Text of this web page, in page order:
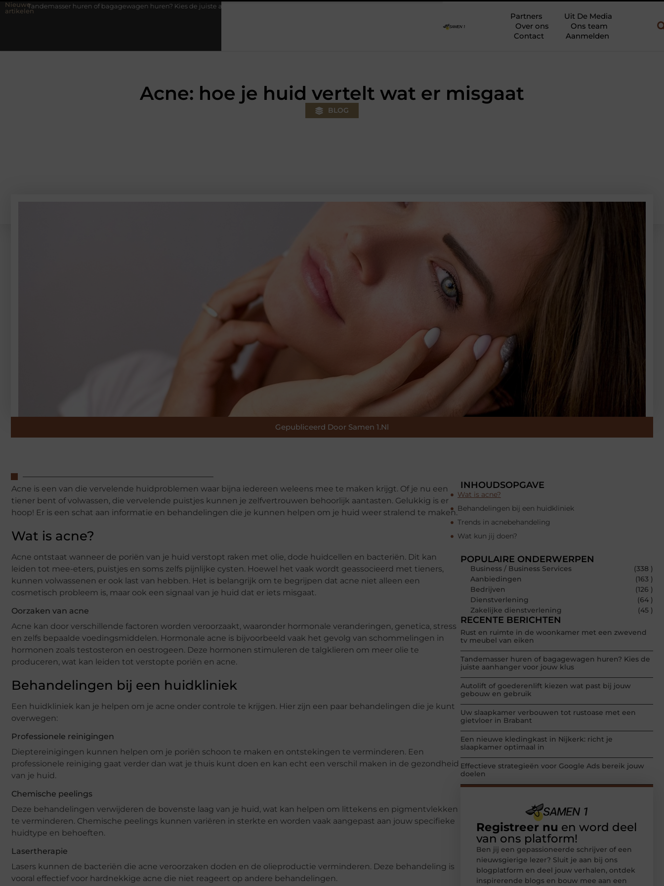
Nieuwe
artikelen
huren of bagagewagen huren? Kies de juiste aanhanger voor jouw klus
Partners
Uit De Media
Over ons
Ons team
Contact
Aanmelden
Acne: hoe je huid vertelt wat er misgaat
BLOG
Gepubliceerd Door Samen 1.nl
Acne is een van die vervelende huidproblemen waar bijna iedereen weleens mee te maken krijgt. Of je nu een
tiener bent of volwassen, die vervelende puistjes kunnen je zelfvertrouwen behoorlijk aantasten. Gelukkig is er
hoop! Er is een schat aan informatie en behandelingen die je kunnen helpen om je huid weer stralend te maken.
Wat is acne?
Acne ontstaat wanneer de poriën van je huid verstopt raken met olie, dode huidcellen en bacteriën. Dit kan
leiden tot mee-eters, puistjes en soms zelfs pijnlijke cysten. Hoewel het vaak wordt geassocieerd met tieners,
kunnen volwassenen er ook last van hebben. Het is belangrijk om te begrijpen dat acne niet alleen een
cosmetisch probleem is, maar ook een signaal van je huid dat er iets misgaat.
Oorzaken van acne
Acne kan door verschillende factoren worden veroorzaakt, waaronder hormonale veranderingen, genetica, stress
en zelfs bepaalde voedingsmiddelen. Hormonale acne is bijvoorbeeld vaak het gevolg van schommelingen in
hormonen zoals testosteron en oestrogeen. Deze hormonen stimuleren de talgklieren om meer olie te
produceren, wat kan leiden tot verstopte poriën en acne.
Behandelingen bij een huidkliniek
Een huidkliniek kan je helpen om je acne onder controle te krijgen. Hier zijn een paar behandelingen die je kunt
overwegen:
Professionele reinigingen
Dieptereinigingen kunnen helpen om je poriën schoon te maken en ontstekingen te verminderen. Een
professionele reiniging gaat verder dan wat je thuis kunt doen en kan echt een verschil maken in de gezondheid
van je huid.
Chemische peelings
Deze behandelingen verwijderen de bovenste laag van je huid, wat kan helpen om littekens en pigmentvlekken
te verminderen. Chemische peelings kunnen variëren in sterkte en worden vaak aangepast aan jouw specifieke
huidtype en behoeften.
Lasertherapie
Lasers kunnen de bacteriën die acne veroorzaken doden en de olieproductie verminderen. Deze behandeling is
vooral effectief voor hardnekkige acne die niet reageert op andere behandelingen.
INHOUDSOPGAVE
Wat is acne?
Behandelingen bij een huidkliniek
Trends in acnebehandeling
Wat kun jij doen?
POPULAIRE ONDERWERPEN
Business / Business Services
(338 )
Aanbiedingen
(163 )
Bedrijven
(126 )
Dienstverlening
(64 )
Zakelijke dienstverlening
(45 )
RECENTE BERICHTEN
Rust en ruimte in de woonkamer met een zwevend
tv meubel van eiken
Tandemasser huren of bagagewagen huren? Kies de
juiste aanhanger voor jouw klus
Autolift of goederenlift kiezen wat past bij jouw
gebouw en gebruik
Uw slaapkamer verbouwen tot rustoase met een
gietvloer in Brabant
Een nieuwe kledingkast in Nijkerk: richt je
slaapkamer optimaal in
Effectieve strategieën voor Google Ads bereik jouw
doelen
Registreer nu en word deel
van ons platform!
Ben jij een gepassioneerde schrijver of een
nieuwsgierige lezer? Sluit je aan bij ons
blogplatform en deel jouw verhalen, ontdek
inspirerende blogs en bouw mee aan een